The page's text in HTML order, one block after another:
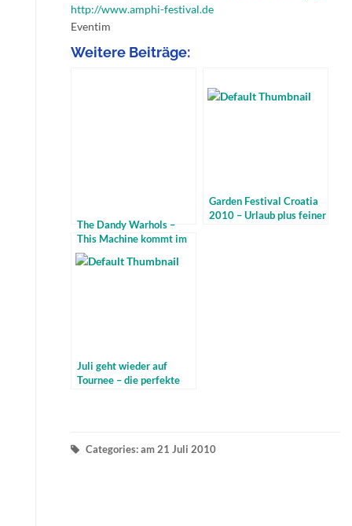
http://www.amphi-festival.de
Eventim
Weitere Beiträge:
The Dandy Warhols –
This Machine kommt im
April
Garden Festival Croatia
2010 – Urlaub plus feiner
Juli geht wieder auf
Tournee – die perfekte
Categories: am 21 Juli 2010